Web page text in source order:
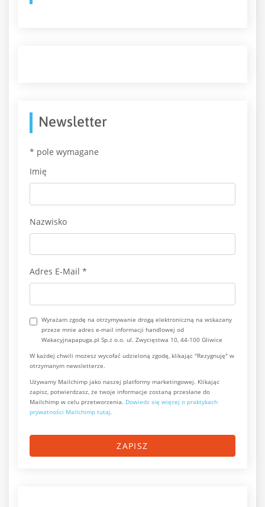
Newsletter
* pole wymagane
Imię
Nazwisko
Adres E-Mail *
Wyrażam zgodę na otrzymywanie drogą elektroniczną na wskazany
przeze mnie adres e-mail informacji handlowej od
Wakacyjnapapuga.pl Sp.z o.o. ul. Zwycięstwa 10, 44-100 Gliwice
W każdej chwili możesz wycofać udzieloną zgodę, klikając "Rezygnuję" w
otrzymanym newsletterze.
Używamy Mailchimp jako naszej platformy marketingowej. Klikając
zapisz, potwierdzasz, że twoje informacje zostaną przesłane do
Mailchimp w celu przetworzenia. Dowiedz się więcej o praktykach
prywatności Mailchimp tutaj.
ZAPISZ